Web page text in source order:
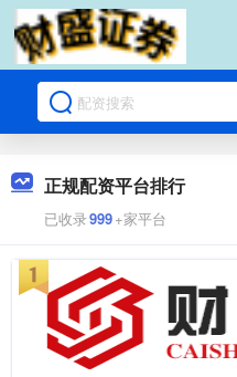
正规配资平台排行
已收录999+家平台